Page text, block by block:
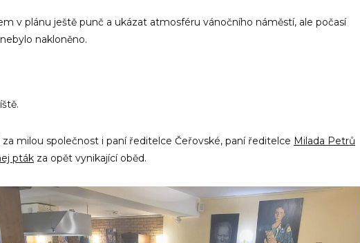
v plánu ještě punč a ukázat atmosféru vánočního náměstí, ale počasí
nakloněno.
za milou společnost i paní ředitelce Čeřovské, paní ředitelce Milada Petrů
pták za opět vynikající oběd.